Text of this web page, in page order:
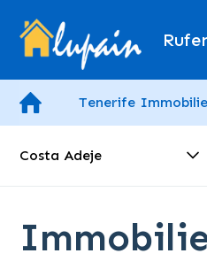
Tenerife
Costa Adeje